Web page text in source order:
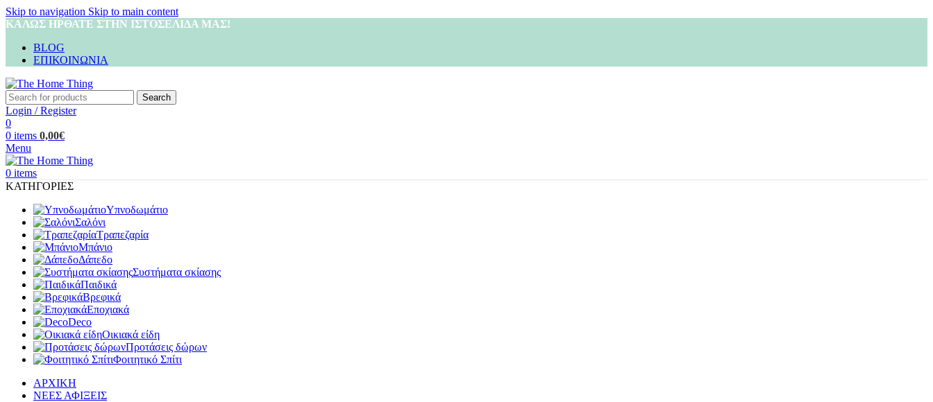
Skip to navigation Skip to main content
ΚΑΛΩΣ ΗΡΘΑΤΕ ΣΤΗΝ ΙΣΤΟΣΕΛΙΔΑ ΜΑΣ!
BLOG
ΕΠΙΚΟΙΝΩΝΙΑ
Search
Login / Register
0
0 items 0,00€
Menu
0 items
ΚΑΤΗΓΟΡΙΕΣ
Υπνοδωμάτιο
Σαλόνι
Τραπεζαρία
Μπάνιο
Δάπεδο
Συστήματα σκίασης
Παιδικά
Βρεφικά
Εποχιακά
Deco
Οικιακά είδη
Προτάσεις δώρων
Φοιτητικό Σπίτι
ΑΡΧΙΚΗ
ΝΕΕΣ ΑΦΙΞΕΙΣ